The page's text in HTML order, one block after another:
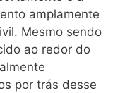
amplamente
Mesmo sendo
ao redor do
por trás desse